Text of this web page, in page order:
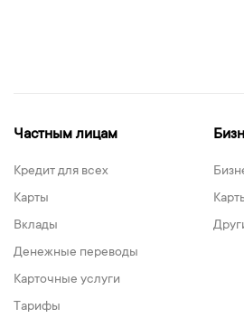
Частным лицам
Кредит для всех
Карты
Вклады
Денежные переводы
Карточные услуги
Тарифы